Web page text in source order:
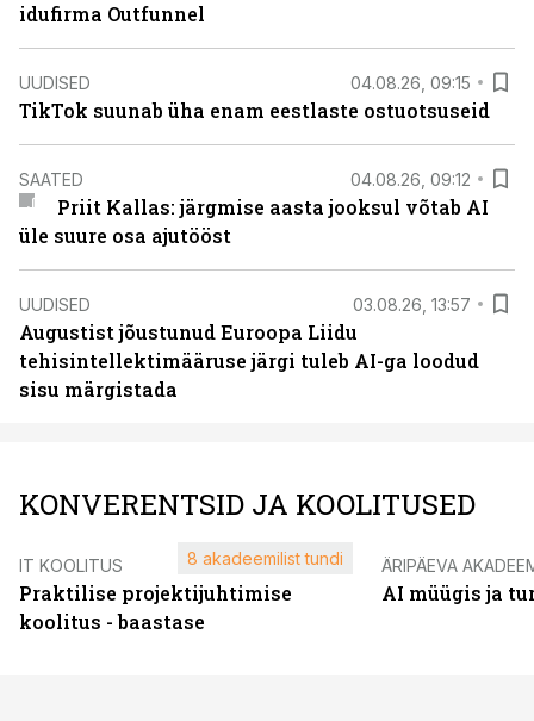
idufirma Outfunnel
UUDISED 04.08.26, 09:15
TikTok suunab üha enam eestlaste ostuotsuseid
SAATED 04.08.26, 09:12
Priit Kallas: järgmise aasta jooksul võtab AI
üle suure osa ajutööst
UUDISED 03.08.26, 13:57
Augustist jõustunud Euroopa Liidu
tehisintellektimääruse järgi tuleb AI-ga loodud
sisu märgistada
KONVERENTSID JA KOOLITUSED
IT KOOLITUS
Praktilise projektijuhtimise
koolitus - baastase
8 akadeemilist tundi ÄRIPÄEVA
AI müügis ja